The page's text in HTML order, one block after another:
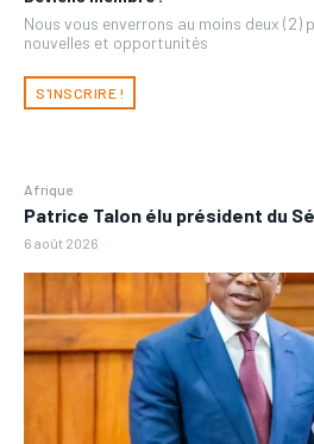
Nous vous enverrons au moins deux (2)
nouvelles et opportunités
S'INSCRIRE !
Afrique
Patrice Talon élu président du
6 août 2026